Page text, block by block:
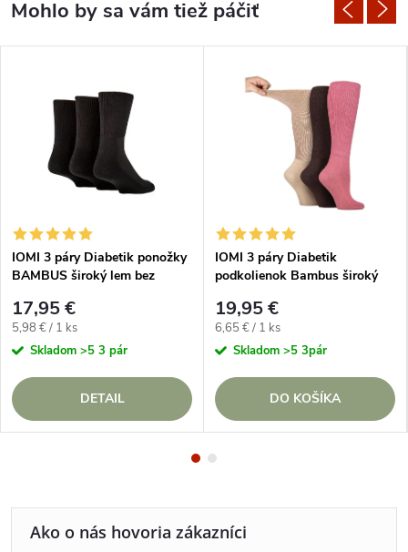
IOMI 3 páry Diabetik ponožky
BAMBUS široký lem bez
17,95 €
Jednotková
cena:
5,98 € / 1 ks
Skladom >5 3 pár
DETAIL
IOMI 3 páry Diabetik
podkolienok Bambus široký
19,95 €
Jednotková
cena:
6,65 € / 1 ks
Skladom >5 3pár
DO KOŠÍKA